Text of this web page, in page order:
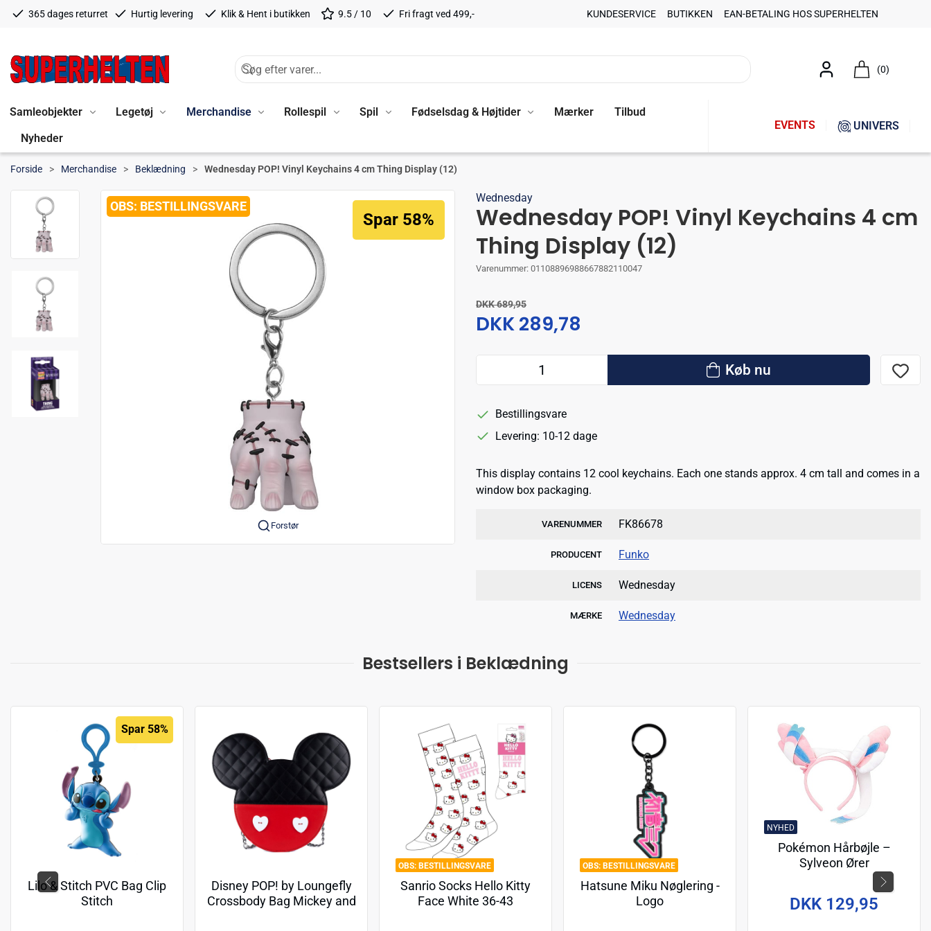
365 dages returret Hurtig levering Klik & Hent i butikken 9.5 / 10 Fri fragt ved 499,- KUNDESERVICE BUTIKKEN EAN-BETALING HOS SUPERHELTEN
(0)
Samleobjekter Legetøj Merchandise Rollespil Spil Fødselsdag & Højtider Mærker
Tilbud
Nyheder
EVENTS UNIVERS
Forside Merchandise Beklædning Wednesday POP! Vinyl Keychains 4 cm Thing Display (12)
BESTILLINGSVARE
Forstør
Spar 58%
Wednesday
Wednesday POP! Vinyl Keychains 4 cm
Thing Display (12)
Varenummer: 01108896988667882110047
DKK 689,95
DKK 289,78
Køb nu
Bestillingsvare
Levering: 10-12 dage
This display contains 12 cool keychains. Each one stands approx. 4 cm tall and comes in a
window box packaging.
VARENUMMER FK86678
PRODUCENT Funko
LICENS Wednesday
MÆRKE Wednesday
Bestsellers i Beklædning
Spar 58%
Lilo & Stitch PVC Bag Clip
Stitch
Disney POP! by Loungefly
Crossbody Bag Mickey and
BESTILLINGSVARE
Sanrio Socks Hello Kitty
Face White 36-43
BESTILLINGSVARE
Hatsune Miku Nøglering -
Logo
NYHED
Pokémon Hårbøjle –
Sylveon Ører
DKK 129,95